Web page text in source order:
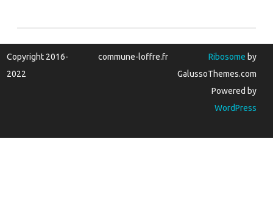
Copyright 2016-
2022
commune-loffre.fr Ribosome by
GalussoThemes.com
Powered by
WordPress